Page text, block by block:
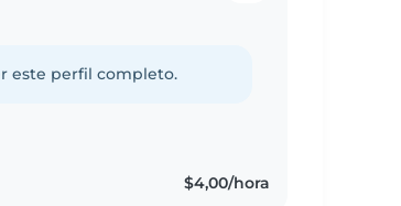
este perfil completo.
$4,00/hora